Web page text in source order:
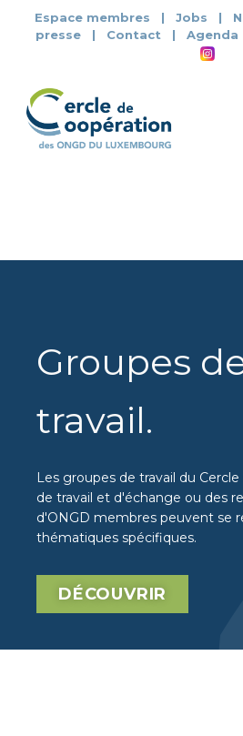
Espace membres | Jobs |
presse
| Contact | Agenda
Groupes
travail.
Les groupes de travail du
de travail et d'échange ou des
d'ONGD membres peuvent se
thématiques spécifiques.
DÉCOUVRIR